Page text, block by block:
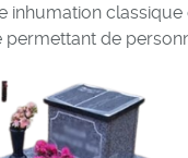
inhumation classique
de